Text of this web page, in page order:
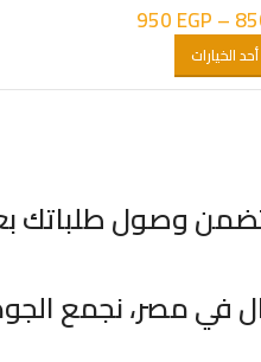
–
950EGP
الخيارات
وصول طلباتك
في مصر، نجمع